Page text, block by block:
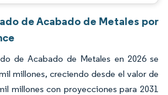
de Acabado de Metales por
de Acabado de Metales en 2026 se
millones, creciendo desde el valor de
millones con proyecciones para 2031